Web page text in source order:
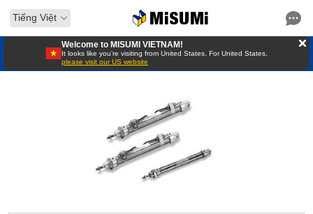
Tiếng Việt
Welcome to MISUMI VIETNAM!
It looks like you’re visiting from United States. For United States,
please visit our US website